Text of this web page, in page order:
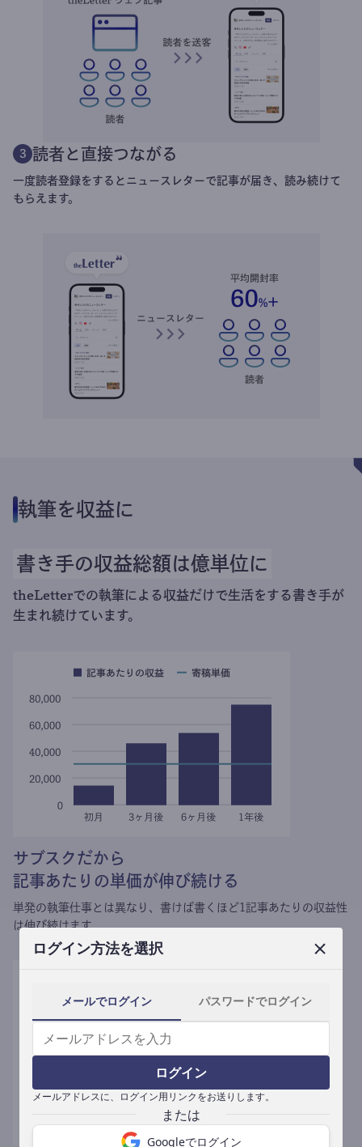
ログイン方法を選択
メールでログイン パスワードでログイン
ログイン
メールアドレスに、ログイン用リンクをお送りします。
Googleでログイン
3 読者と直接つながる
一度読者登録をするとニュースレターで記事が届き、読み続けて
もらえます。
執筆を収益に
書き手の収益総額は億単位に
theLetterでの執筆による収益だけで生活をする書き手が
生まれ続けています。
サブスクだから
記事あたりの単価が伸び続ける
単発の執筆仕事とは異なり、 書けば書くほど1記事あたりの収益性
は伸び続けます。